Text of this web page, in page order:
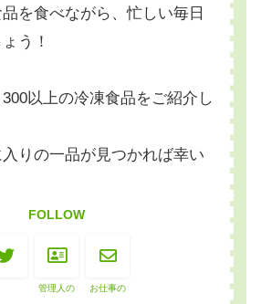
を食べながら、忙しい毎日
う！
以上の冷凍食品をご紹介し
りの一品が見つかれば幸い
FOLLOW
管理人の お仕事の